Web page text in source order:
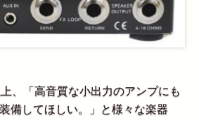
、「高音質な小出力のアンプにも
備してほしい。」と様々な楽器